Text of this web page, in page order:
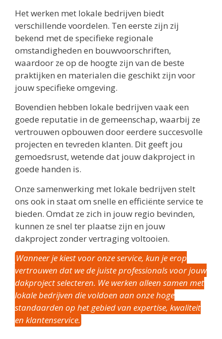
Het werken met lokale bedrijven biedt
verschillende voordelen. Ten eerste zijn zij
bekend met de specifieke regionale
omstandigheden en bouwvoorschriften,
waardoor ze op de hoogte zijn van de beste
praktijken en materialen die geschikt zijn voor
jouw specifieke omgeving.
Bovendien hebben lokale bedrijven vaak een
goede reputatie in de gemeenschap, waarbij ze
vertrouwen opbouwen door eerdere succesvolle
projecten en tevreden klanten. Dit geeft jou
gemoedsrust, wetende dat jouw dakproject in
goede handen is.
Onze samenwerking met lokale bedrijven stelt
ons ook in staat om snelle en efficiënte service te
bieden. Omdat ze zich in jouw regio bevinden,
kunnen ze snel ter plaatse zijn en jouw
dakproject zonder vertraging voltooien.
Wanneer je kiest voor onze service, kun je erop
vertrouwen dat we de juiste professionals voor jouw
dakproject selecteren. We werken alleen samen met
lokale bedrijven die voldoen aan onze hoge
standaarden op het gebied van expertise, kwaliteit
en klantenservice.